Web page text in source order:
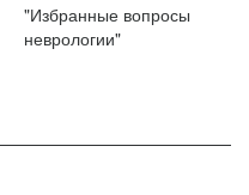
"Избранные вопросы
неврологии"